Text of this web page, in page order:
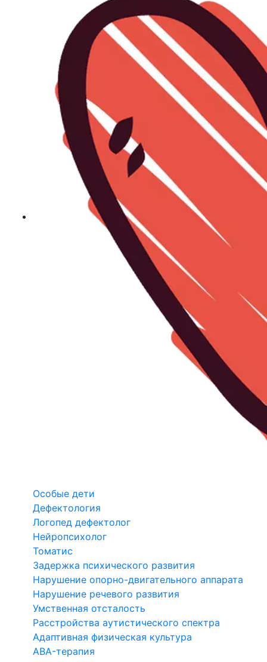
Особые дети
Дефектология
Логопед дефектолог
Нейропсихолог
Томатис
Задержка психического развития
Нарушение опорно-двигательного аппарата
Нарушение речевого развития
Умственная отсталость
Расстройства аутистического спектра
Адаптивная физическая культура
ABA-терапия